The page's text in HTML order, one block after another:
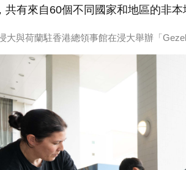
有來自60個不同國家和地區的非本
與荷蘭駐香港總領事館在浸大舉辦「